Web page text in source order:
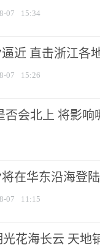
07 15:34
逼近 直击浙江各
07 15:26
否会北上 将影响
将在华东沿海登
07 11:15
花海长云 天地